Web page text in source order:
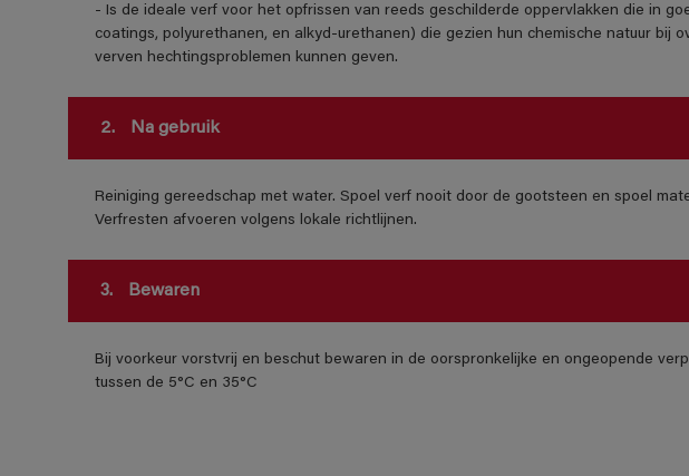
- Is de ideale verf voor het opfrissen van reeds geschilderde oppervlakken die in
coatings, polyurethanen, en alkyd-urethanen) die gezien hun chemische natuur bij
verven hechtingsproblemen kunnen geven.
2. Na gebruik
Reiniging gereedschap met water. Spoel verf nooit door de gootsteen en spoel
Verfresten afvoeren volgens lokale richtlijnen.
3. Bewaren
Bij voorkeur vorstvrij en beschut bewaren in de oorspronkelijke en ongeopende
tussen de 5°C en 35°C